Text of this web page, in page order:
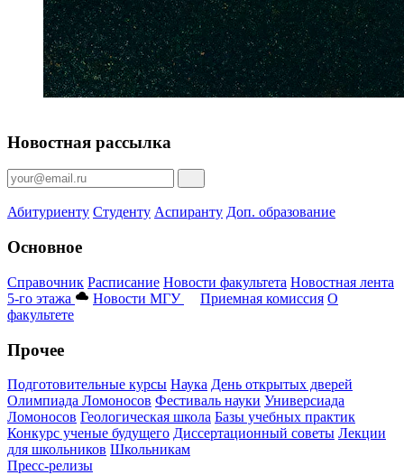
Новостная рассылка
Абитуриенту Студенту Аспиранту Доп. образование
Основное
Справочник Расписание Новости факультета Новостная лента
5-го этажа
Новости МГУ Приемная комиссия О
факультете
Прочее
Подготовительные курсы Наука День открытых дверей
Олимпиада Ломоносов Фестиваль науки Универсиада
Ломоносов Геологическая школа Базы учебных практик
Конкурс ученые будущего Диссертационный советы Лекции
для школьников Школьникам
Пресс-релизы